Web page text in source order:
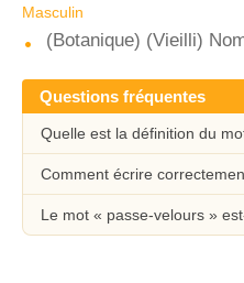
Masculin
(Botanique) (Vieilli)
Questions fréquentes
Quelle est la définition du
Comment écrire
Le mot « passe-velours »